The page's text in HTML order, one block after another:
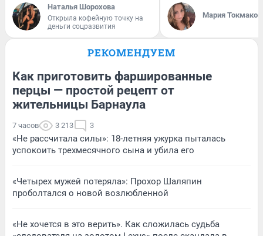
Наталья Шорохова
Открыла кофейную точку на
деньги соцразвития
Мария
РЕКОМЕНДУЕМ
Как приготовить фаршированные
перцы — простой рецепт от
жительницы Барнаула
7 часов 3 213 3
«Не рассчитала силы»: 18-летняя ужурка пыталась
успокоить трехмесячного сына и убила его
«Четырех мужей потеряла»: Прохор Шаляпин
проболтался о новой возлюбленной
«Не хочется в это верить». Как сложилась судьба